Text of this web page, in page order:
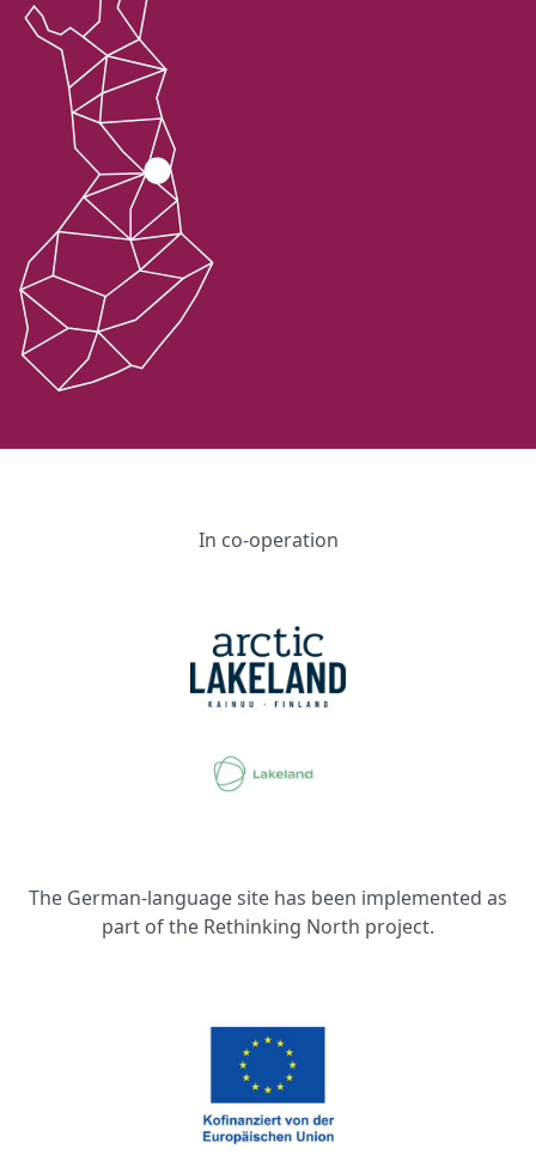
In co-operation
The German-language site has been implemented as
part of the Rethinking North project.